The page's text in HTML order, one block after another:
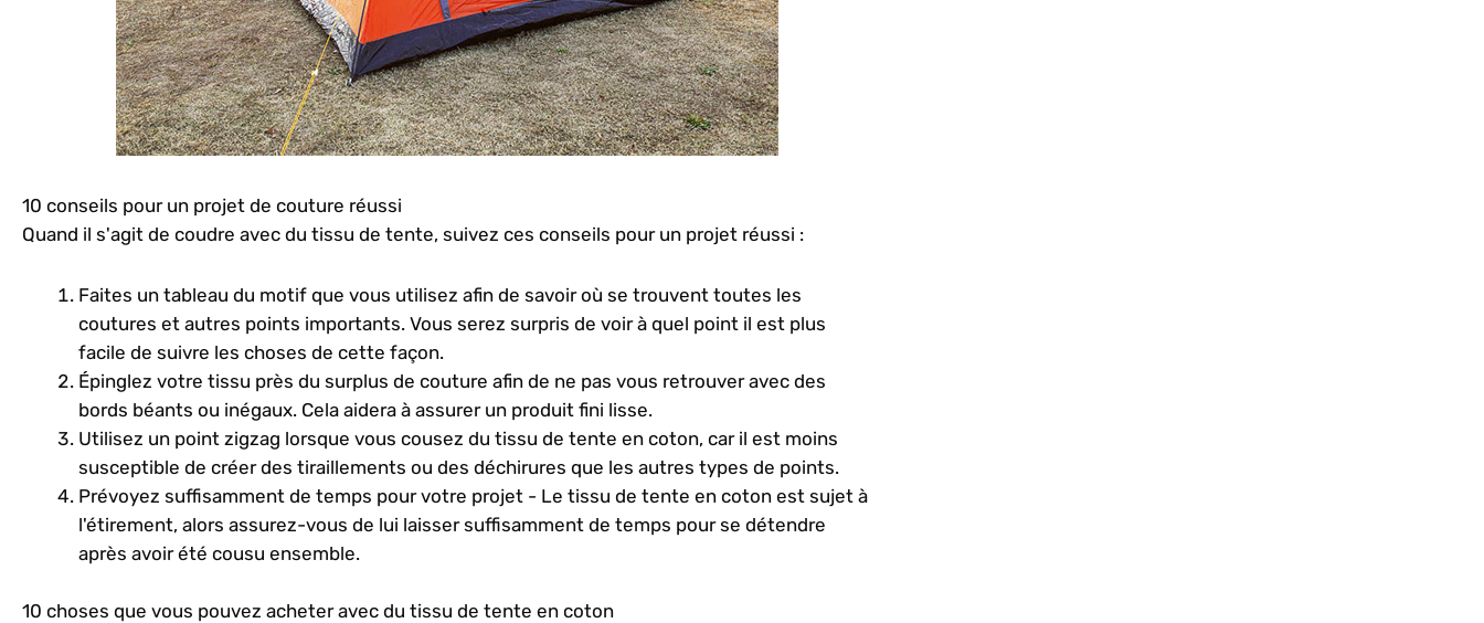
10 conseils pour un projet de couture réussi
Quand il s'agit de coudre avec du tissu de tente, suivez ces conseils pour un projet réussi :
Faites un tableau du motif que vous utilisez afin de savoir où se trouvent toutes les
coutures et autres points importants. Vous serez surpris de voir à quel point il est plus
facile de suivre les choses de cette façon.
Épinglez votre tissu près du surplus de couture afin de ne pas vous retrouver avec des
bords béants ou inégaux. Cela aidera à assurer un produit fini lisse.
Utilisez un point zigzag lorsque vous cousez du tissu de tente en coton, car il est moins
susceptible de créer des tiraillements ou des déchirures que les autres types de points.
Prévoyez suffisamment de temps pour votre projet - Le tissu de tente en coton est sujet à
l'étirement, alors assurez-vous de lui laisser suffisamment de temps pour se détendre
après avoir été cousu ensemble.
10 choses que vous pouvez acheter avec du tissu de tente en coton